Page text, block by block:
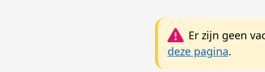
Er zijn geen
deze pagina.